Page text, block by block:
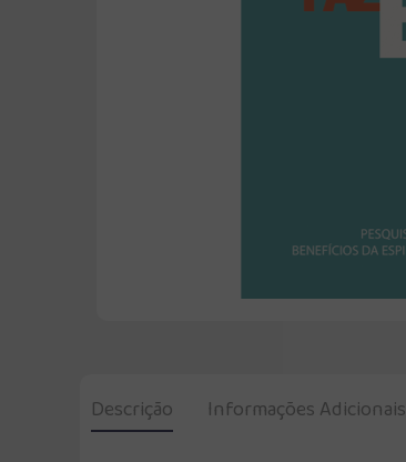
Descrição Informações Adicionais